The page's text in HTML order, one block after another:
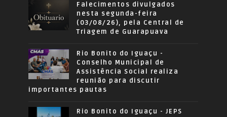
Falecimentos divulgados
nesta segunda-feira
(03/08/26), pela Central de
Triagem de Guarapuava
Rio Bonito do Iguaçu -
Conselho Municipal de
Assistência Social realiza
reunião para discutir
importantes pautas
Rio Bonito do Iguaçu - JEPS